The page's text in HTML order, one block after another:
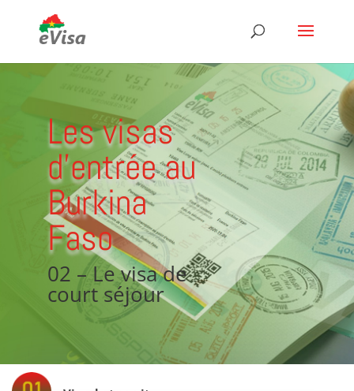
Les visas
d'entrée au
Burkina
Faso
02 – Le visa de
court séjour